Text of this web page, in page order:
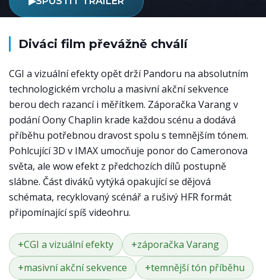
Diváci film převážně chválí
CGI a vizuální efekty opět drží Pandoru na absolutním
technologickém vrcholu a masivní akční sekvence
berou dech razancí i měřítkem. Záporačka Varang v
podání Oony Chaplin krade každou scénu a dodává
příběhu potřebnou dravost spolu s temnějším tónem.
Pohlcující 3D v IMAX umocňuje ponor do Cameronova
světa, ale wow efekt z předchozích dílů postupně
slábne. Část diváků vytýká opakující se dějová
schémata, recyklovaný scénář a rušivý HFR formát
připomínající spíš videohru.
CGI a vizuální efekty
záporačka Varang
masivní akční sekvence
temnější tón příběhu